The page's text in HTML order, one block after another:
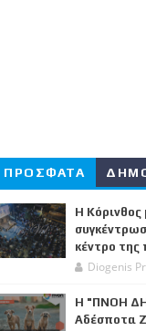
ΠΡΟΣΦΑΤΑ
Η Κόρινθος
κέντρο της
Diogenis
Η "ΠΝΟΗ
Αδέσποτα